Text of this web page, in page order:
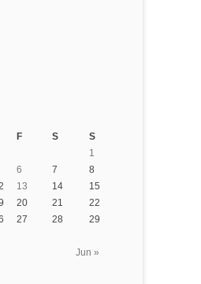
F S S
Jun »
1
6 7
8
13 14
15
20 21
22
27 28
29